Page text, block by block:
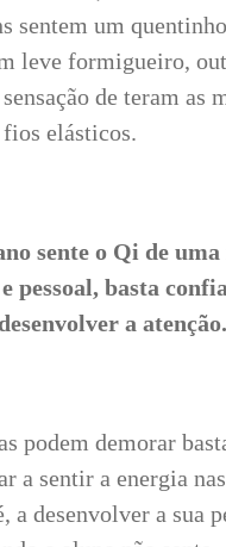
sentem um
leve formigueiro,
de teram as
elásticos.
sente o Qi de
pessoal, basta
a atenção.
podem demorar
a sentir a energia
a desenvolver a sua